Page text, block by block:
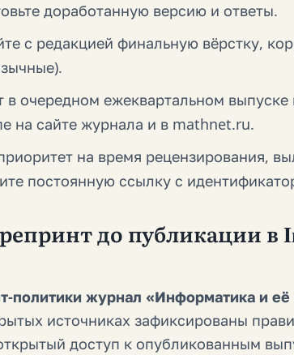
доработанную версию и ответы.
с редакцией финальную вёрстку,
в очередном ежеквартальном выпуске
на сайте журнала и в mathnet.ru.
на время рецензирования,
постоянную ссылку с
до публикации в
политики журнал «Информатика и
источниках зафиксированы
доступ к опубликованным